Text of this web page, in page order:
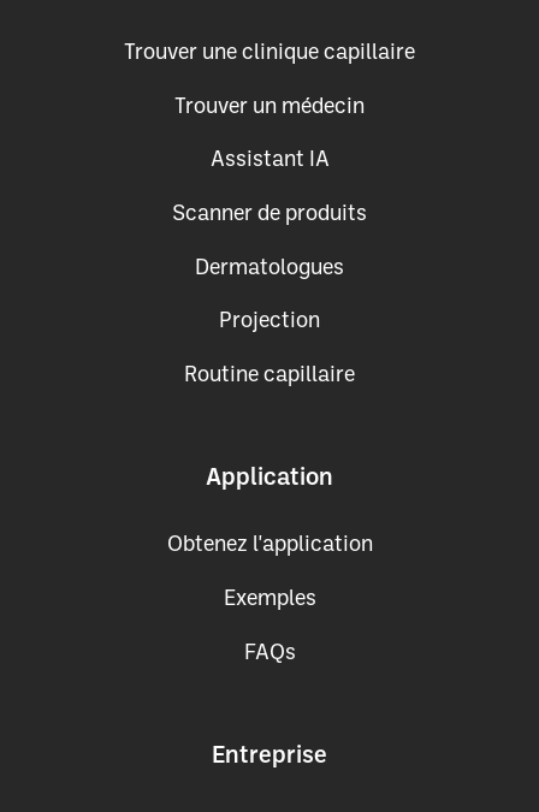
Trouver une clinique capillaire
Trouver un médecin
Assistant IA
Scanner de produits
Dermatologues
Projection
Routine capillaire
Application
Obtenez l'application
Exemples
FAQs
Entreprise